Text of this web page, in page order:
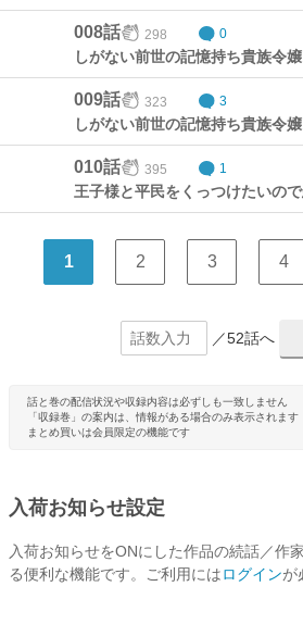
008話 298 0
009話 323 3
010話 395 1
1 2 3 4
／52話へ
話と巻の配信状況や収録内容は必ずしも一致しません
「収録巻」の案内は、情報がある場合のみ表示されます
まとめ買いは会員限定の機能です
入荷お知らせ設定
入荷お知らせをONにした作品の続話／作
る便利な機能です。ご利用にはログインが